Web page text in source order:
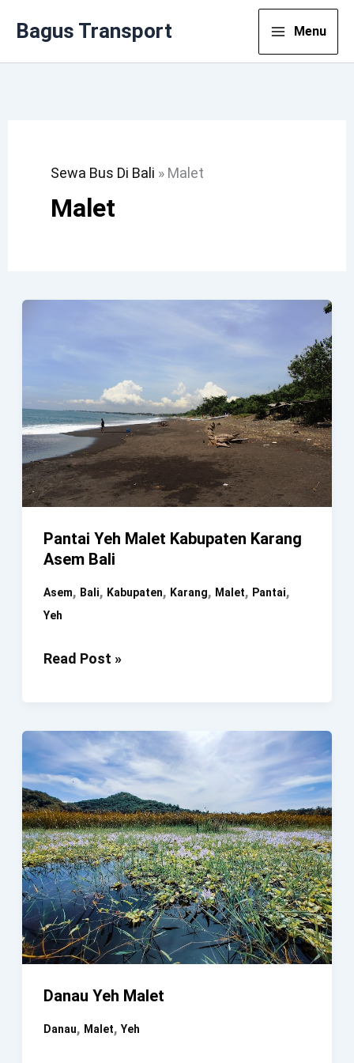
Bagus Transport Menu
Sewa Bus Di Bali » Malet
Malet
Pantai Yeh Malet Kabupaten Karang
Asem Bali
Asem, Bali, Kabupaten, Karang, Malet, Pantai,
Yeh
Pantai
Karang
Asem
Bali
Read Post »
Danau Yeh Malet
Danau, Malet, Yeh